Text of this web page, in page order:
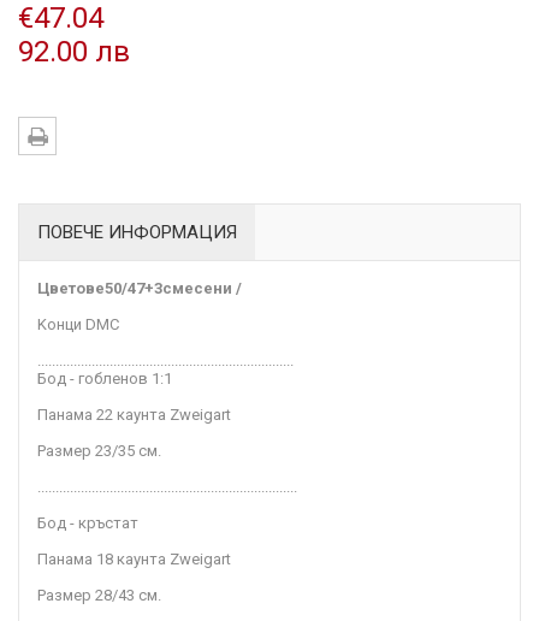
€47.04
92.00 лв
ПОВЕЧЕ ИНФОРМАЦИЯ
Цветове50/47+3смесени /
Kонци DMC
.......................................................................
Бод - гобленов 1:1
Панама 22 каунта Zweigart
Размер 23/35 см.
........................................................................
Бод - кръстат
Панама 18 каунта Zweigart
Размер 28/43 см.